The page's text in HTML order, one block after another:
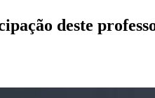
deste